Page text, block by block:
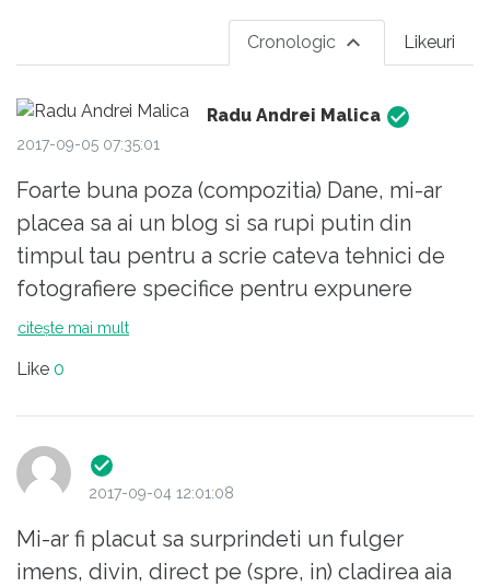
Likeuri
Cronologic
Radu Andrei Malica
2017-09-05 07:35:01
Foarte buna poza (compozitia) Dane, mi-ar
placea sa ai un blog si sa rupi putin din
timpul tau pentru a scrie cateva tehnici de
fotografiere specifice pentru expunere
lunga, ar ajuta multi amatori (myself
citește mai mult
Like 0
2017-09-04 12:01:08
Mi-ar fi placut sa surprindeti un fulger
imens, divin, direct pe (spre, in) cladirea aia